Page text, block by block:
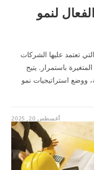
لنمو
تعتمد عليها الشركات
باستمرار. يتيح
ووضع استراتيجيات نمو
أغسطس 20, 2025